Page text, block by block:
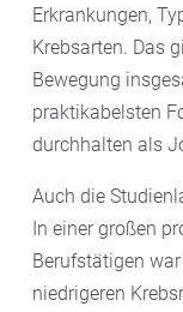
Erkrankungen,
Krebsarten. Das
Bewegung
praktikabelsten
durchhalten als
Auch die
In einer großen
Berufstätigen
niedrigeren